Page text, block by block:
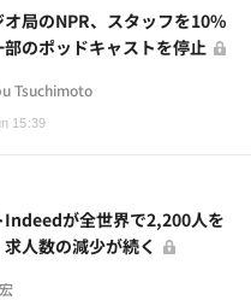
15:39
局のNPR、スタッフを10%
のポッドキャストを停止
Tsuchimoto
Indeedが全世界で2,200人を
人数の減少が続く